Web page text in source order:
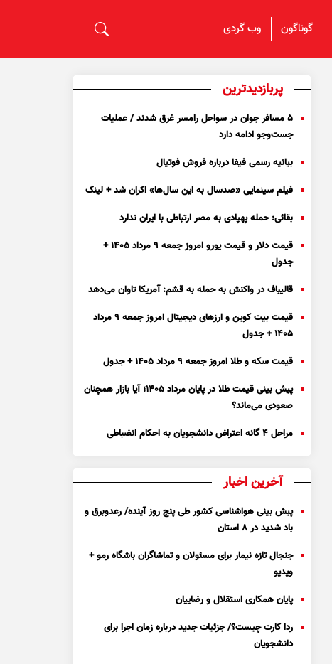
گوناگون وب گردی
پربازدیدترین
۵ مسافر جوان در سواحل رامسر غرق شدند / عملیات
جست‌و‌جو ادامه دارد
بیانیه رسمی فیفا درباره فروش فوتیال
فیلم سینمایی «صدسال به این سال‌ها» اکران شد + لینک
بقائی: حمله پهپادی به مصر ارتباطی با ایران ندارد
قیمت دلار و قیمت یورو امروز جمعه ۹ مرداد ۱۴۰۵ +
جدول
قالیباف در واکنش به حمله به قشم: آمریکا تاوان می‌دهد
قیمت بیت کوین و ارز‌های دیجیتال امروز جمعه ۹ مرداد
۱۴۰۵ + جدول
قیمت سکه و طلا امروز جمعه ۹ مرداد ۱۴۰۵ + جدول
پیش بینی قیمت طلا در پایان مرداد 1405؛ آیا بازار همچنان
صعودی می‌ماند؟
مراحل ۴ گانه اعتراض دانشجویان به احکام انضباطی
آخرین اخبار
پیش بینی هواشناسی کشور طی پنج روز آینده/ رعدوبرق و
باد شدید در ۸ استان
جنجال تازه نیمار برای مسئولان و تماشاگران باشگاه رمو +
ویدیو
پایان همکاری استقلال و رضاییان
ردا کارت چیست؟/ جزئیات جدید درباره زمان اجرا برای
دانشجویان